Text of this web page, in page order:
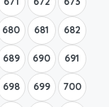
680 681 682
689 690 691
698 699 700